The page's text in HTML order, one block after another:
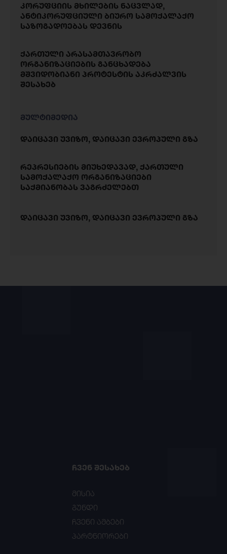
კორუფციის მხილების ნაცვლად,
ანტიკორუფციული ბიურო სამოქალაქო
საზოგადოებას დევნის
ქართული არასამთავრობო
ორგანიზაციების განცხადება
მშვიდობიანი პროტესტის აკრძალვის
შესახებ
მულტიმედია
დაიცავი უვიზო, დაიცავი ევროპული გზა
რეპრესიების მიუხედავად, ქართული
სამოქალაქო ორგანიზაციები
საქმიანობას ვაგრძელებთ
დაიცავი უვიზო, დაიცავი ევროპული გზა
ᲩᲕᲔᲜ ᲨᲔᲡᲐᲮᲔᲑ
მისია
გუნდი
ჩვენი ამბები
პარტნიორები